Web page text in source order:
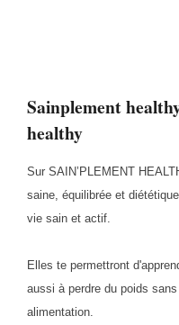
Sainplement
healthy
Sur SAIN’PLEMENT
saine, équilibrée et
vie sain et actif.
Elles te permettront
aussi à perdre du poids
alimentation.